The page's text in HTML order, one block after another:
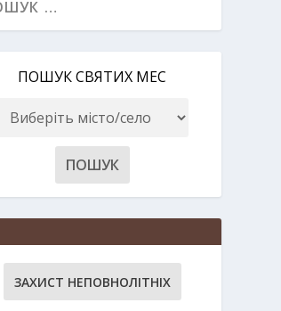
ПОШУК СВЯТИХ МЕС
ЗАХИСТ НЕПОВНОЛІТНІХ